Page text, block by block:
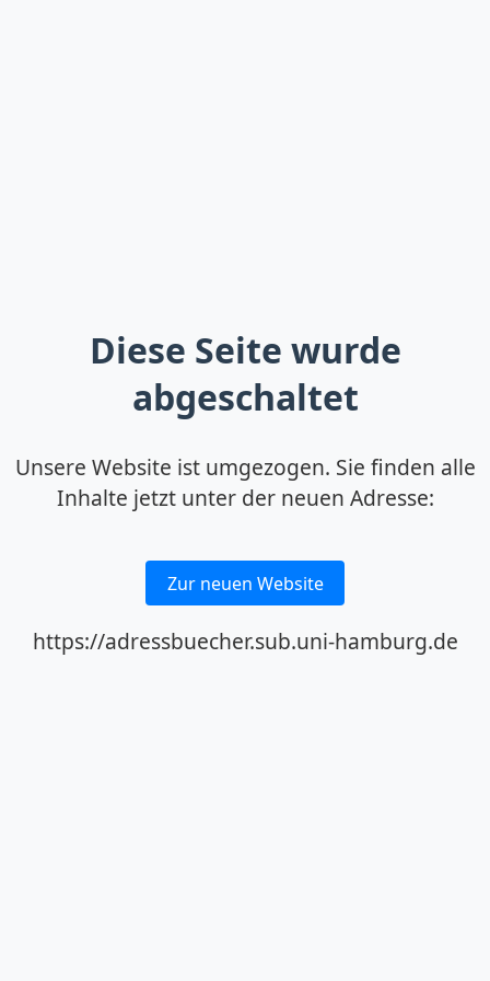
Diese Seite wurde
abgeschaltet
Unsere Website ist umgezogen. Sie finden alle
Inhalte jetzt unter der neuen Adresse:
Zur neuen Website
https://adressbuecher.sub.uni-hamburg.de